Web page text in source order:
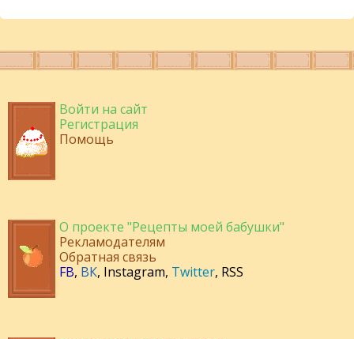
Войти на сайт
Регистрация
Помощь
О проекте "Рецепты моей бабушки"
Рекламодателям
Обратная связь
FB, ВК, Instagram, Twitter, RSS